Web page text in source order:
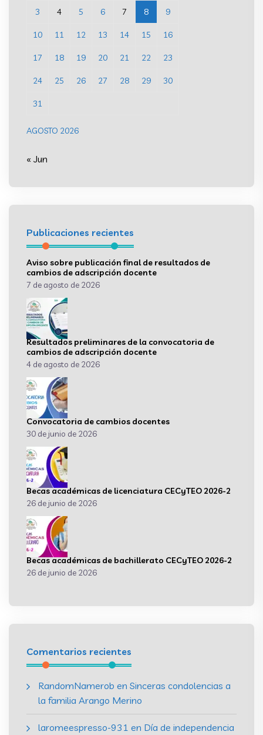
AGOSTO 2026
3 4 5 6 7 8 9
10 11 12 13 14 15 16
17 18 19 20 21 22 23
24 25 26 27 28 29 30
31
« Jun
Publicaciones recientes
Aviso sobre publicación final de resultados de
cambios de adscripción docente
7 de agosto de 2026
Resultados preliminares de la convocatoria de
cambios de adscripción docente
4 de agosto de 2026
Convocatoria de cambios docentes
30 de junio de 2026
Becas académicas de licenciatura CECyTEO 2026-2
26 de junio de 2026
Becas académicas de bachillerato CECyTEO 2026-2
26 de junio de 2026
Comentarios recientes
RandomNamerob en Sinceras condolencias a
la familia Arango Merino
laromeespresso-931 en Día de independencia